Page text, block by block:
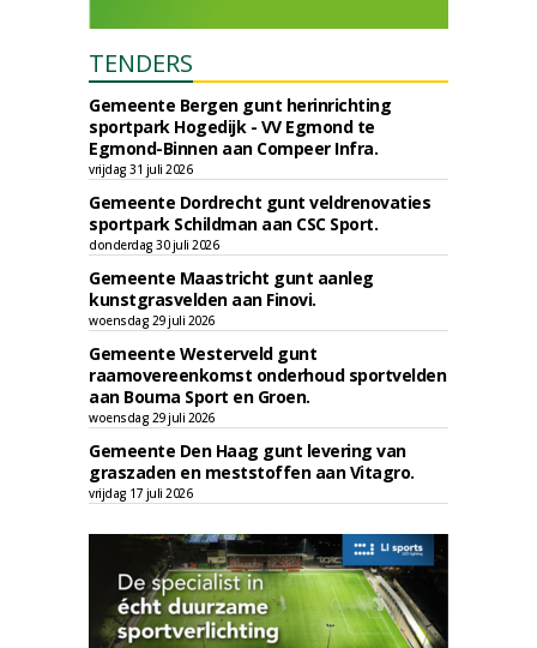
TENDERS
Gemeente Bergen gunt herinrichting
sportpark Hogedijk - VV Egmond te
Egmond-Binnen aan Compeer Infra.
vrijdag 31 juli 2026
Gemeente Dordrecht gunt veldrenovaties
sportpark Schildman aan CSC Sport.
donderdag 30 juli 2026
Gemeente Maastricht gunt aanleg
kunstgrasvelden aan Finovi.
woensdag 29 juli 2026
Gemeente Westerveld gunt
raamovereenkomst onderhoud sportvelden
aan Bouma Sport en Groen.
woensdag 29 juli 2026
Gemeente Den Haag gunt levering van
graszaden en meststoffen aan Vitagro.
vrijdag 17 juli 2026